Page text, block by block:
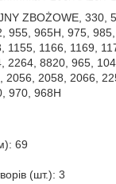
ZBOŻOWE, 330,
955, 965H, 975,
1155, 1166, 1169,
2264, 8820, 965,
2056, 2058, 2066,
970, 968H
69
(шт.): 3